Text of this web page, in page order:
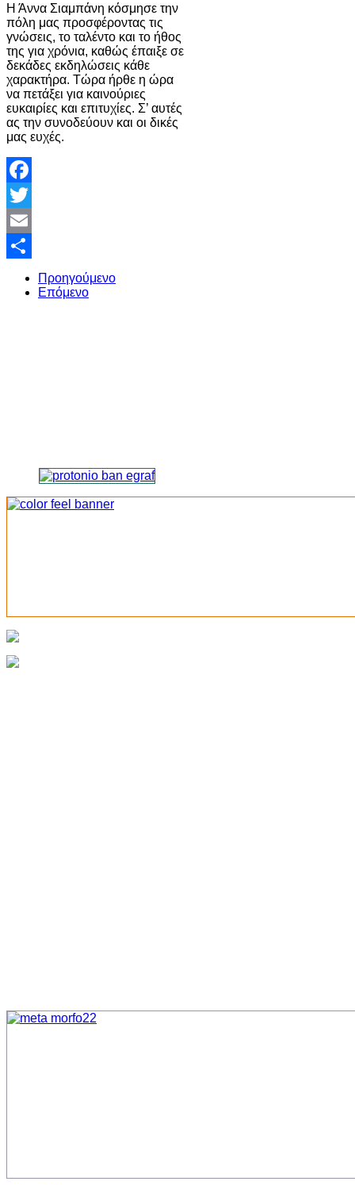
Η Άννα Σιαμπάνη κόσμησε την
πόλη μας προσφέροντας τις
γνώσεις, το ταλέντο και το ήθος
της για χρόνια, καθώς έπαιξε σε
δεκάδες εκδηλώσεις κάθε
χαρακτήρα. Τώρα ήρθε η ώρα
να πετάξει για καινούριες
ευκαιρίες και επιτυχίες. Σ’ αυτές
ας την συνοδεύουν και οι δικές
μας ευχές.
Facebook
Twitter
Email
Share
Προηγούμενο
Επόμενο